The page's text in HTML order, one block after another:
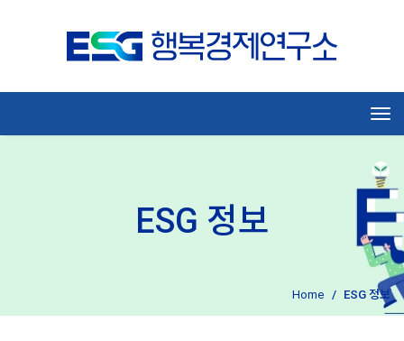
ESG 정보
Home ESG 정보